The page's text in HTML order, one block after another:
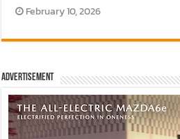
February 10, 2026
Advertisement